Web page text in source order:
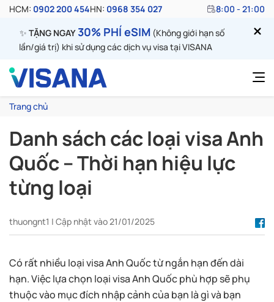
HCM: 0902 200 454HN: 0968 354 027 8:00 - 21:00
✨ TẶNG NGAY30% PHÍ eSIM (Không giới hạn số
lần/giá trị) khi sử dụng các dịch vụ visa tại VISANA
Trang chủ
Danh sách các loại visa Anh
Quốc – Thời hạn hiệu lực
từng loại
thuongnt1 | Cập nhật vào 21/01/2025
Có rất nhiều loại visa Anh Quốc từ ngắn hạn đến dài
hạn. Việc lựa chọn loại visa Anh Quốc phù hợp sẽ phụ
thuộc vào mục đích nhập cảnh của bạn là gì và bạn